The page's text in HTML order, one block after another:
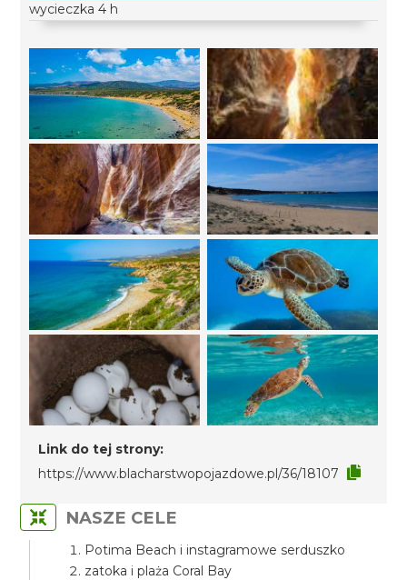
wycieczka 4 h
Link do tej strony:
https://www.blacharstwopojazdowe.pl/36/18107
NASZE CELE
Potima Beach i instagramowe serduszko
zatoka i plaża Coral Bay